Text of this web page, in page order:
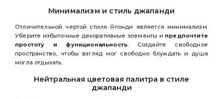
Минимализм и стиль джапанди
Отличительной чертой стиля Японди является минимализм.
Уберите избыточные декоративные элементы и предпочтите
простоту и функциональность. Создайте свободное
пространство, чтобы взгляд мог свободно блуждать и душа
могла отдыхать.
Нейтральная цветовая палитра в стиле
джапанди